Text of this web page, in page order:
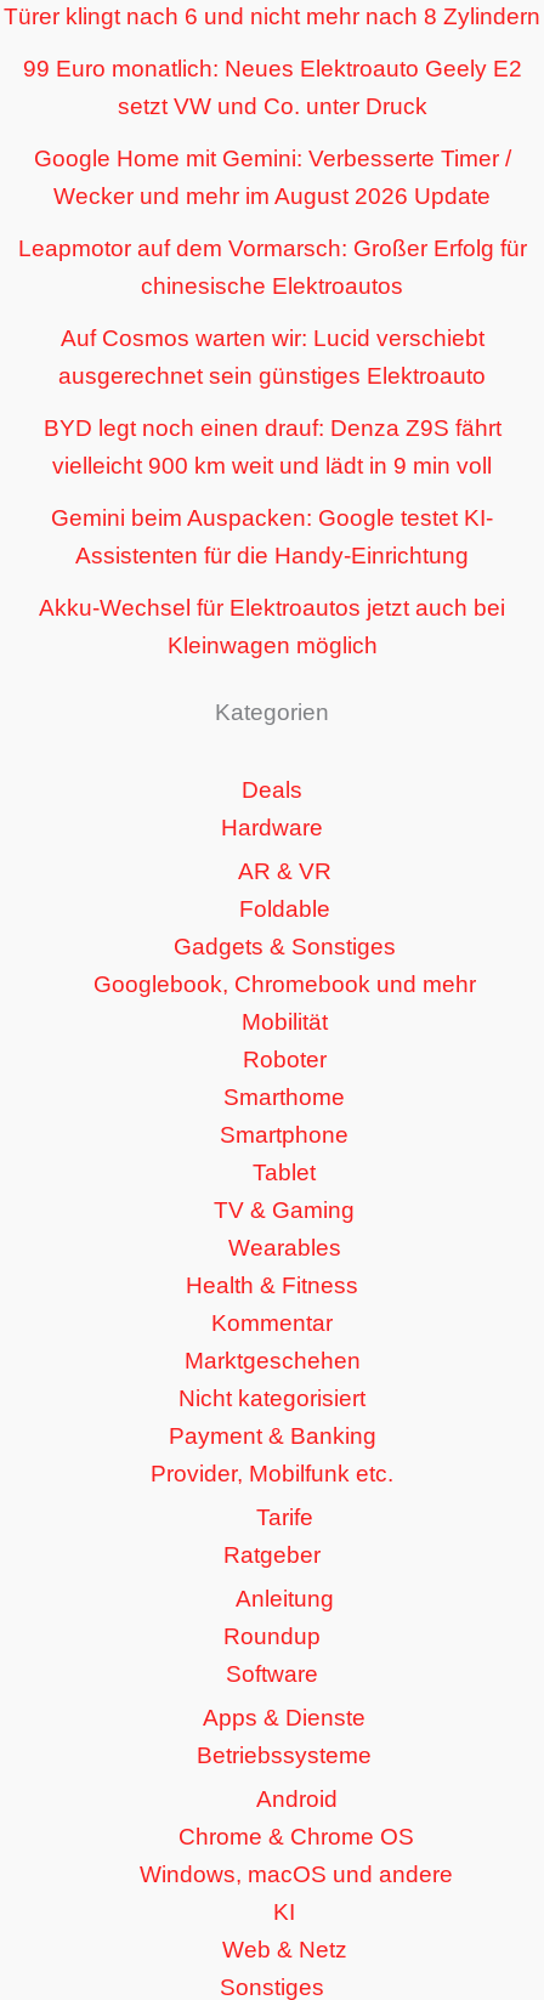
Türer klingt nach 6 und nicht mehr nach 8 Zylindern
99 Euro monatlich: Neues Elektroauto Geely E2
setzt VW und Co. unter Druck
Google Home mit Gemini: Verbesserte Timer /
Wecker und mehr im August 2026 Update
Leapmotor auf dem Vormarsch: Großer Erfolg für
chinesische Elektroautos
Auf Cosmos warten wir: Lucid verschiebt
ausgerechnet sein günstiges Elektroauto
BYD legt noch einen drauf: Denza Z9S fährt
vielleicht 900 km weit und lädt in 9 min voll
Gemini beim Auspacken: Google testet KI-
Assistenten für die Handy-Einrichtung
Akku-Wechsel für Elektroautos jetzt auch bei
Kleinwagen möglich
Kategorien
Deals
Hardware
AR & VR
Foldable
Gadgets & Sonstiges
Googlebook, Chromebook und mehr
Mobilität
Roboter
Smarthome
Smartphone
Tablet
TV & Gaming
Wearables
Health & Fitness
Kommentar
Marktgeschehen
Nicht kategorisiert
Payment & Banking
Provider, Mobilfunk etc.
Tarife
Ratgeber
Anleitung
Roundup
Software
Apps & Dienste
Betriebssysteme
Android
Chrome & Chrome OS
Windows, macOS und andere
KI
Web & Netz
Sonstiges